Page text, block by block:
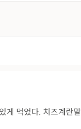
게 먹었다. 치즈계란